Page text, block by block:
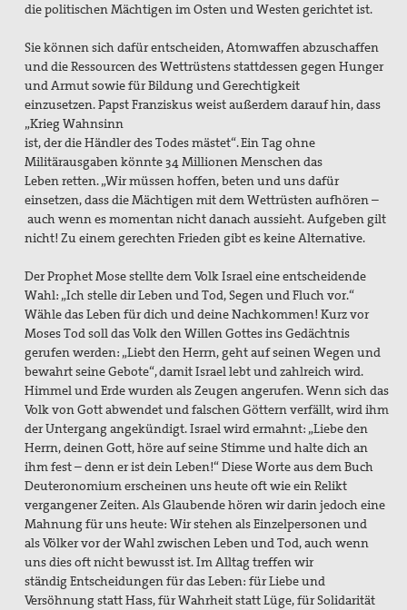
die politischen Mächtigen imOsten und Westen gerichtet ist.
Sie können sich dafür entscheiden,Atomwaffen abzuschaffen
und dieRessourcen des Wettrüstens stattdessengegen Hunger
und Armut sowiefür Bildung und Gerechtigkeit
einzusetzen.Papst Franziskus weist außerdemdarauf hin, dass
„Krieg Wahnsinn
ist, der die Händler des Todes mästet“.Ein Tag ohne
Militärausgaben könnte34 Millionen Menschen das
Lebenretten. „Wir müssen hoffen, beten unduns dafür
einsetzen, dass die Mächtigenmit dem Wettrüsten aufhören –
auch wenn es momentan nicht danachaussieht. Aufgeben gilt
nicht! Zu einemgerechten Frieden gibt es keine Alternative.
Der Prophet Mose stellte dem VolkIsrael eine entscheidende
Wahl: „Ichstelle dir Leben und Tod, Segen undFluch vor.“
Wähle das Leben für dichund deine Nachkommen! Kurz vor
MosesTod soll das Volk den Willen Gottesins Gedächtnis
gerufen werden: „Liebt den Herrn, geht auf seinen Wegenund
bewahrt seine Gebote“, damitIsrael lebt und zahlreich wird.
Himmelund Erde wurden als Zeugen angerufen.Wenn sich das
Volk von Gott abwendetund falschen Göttern verfällt,wird ihm
der Untergang angekündigt.Israel wird ermahnt: „Liebe den
Herrn,deinen Gott, höre auf seine Stimmeund halte dich an
ihm fest – denn erist dein Leben!“ Diese Worte aus demBuch
Deuteronomium erscheinen unsheute oft wie ein Relikt
vergangenerZeiten. Als Glaubende hören wir darinjedoch eine
Mahnung für uns heute:Wir stehen als Einzelpersonen und
alsVölker vor der Wahl zwischen Lebenund Tod, auch wenn
uns dies oft nichtbewusst ist. Im Alltag treffenwir
ständigEntscheidungen für das Leben: fürLiebe und
Versöhnung statt Hass, fürWahrheit statt Lüge, für Solidarität